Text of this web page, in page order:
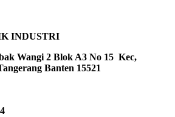
INDUSTRI
Wangi 2 Blok A3 No 15 Kec,
Banten 15521